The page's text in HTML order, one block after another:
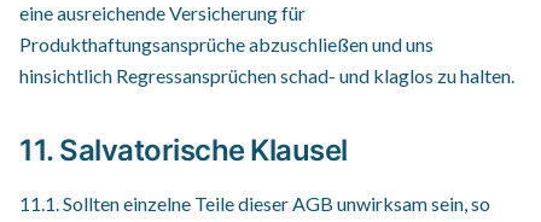
eine ausreichende Versicherung für
Produkthaftungsansprüche abzuschließen und uns
hinsichtlich Regressansprüchen schad- und klaglos zu halten.
11. Salvatorische Klausel
11.1. Sollten einzelne Teile dieser AGB unwirksam sein, so